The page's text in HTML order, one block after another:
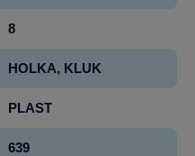
8
HOLKA, KLUK
PLAST
639